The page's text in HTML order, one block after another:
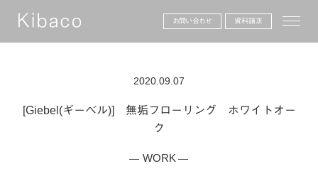
toggle
お問い合わせ 資料請求
2020.09.07
[Giebel(ギーベル)] 無垢フローリング ホワイトオー
ク
WORK